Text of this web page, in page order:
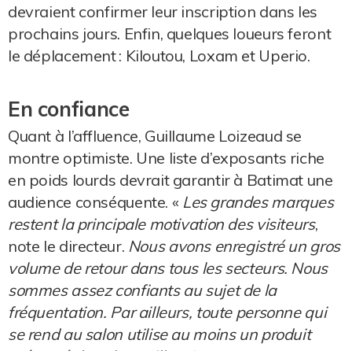
devraient confirmer leur inscription dans les
prochains jours. Enfin, quelques loueurs feront
le déplacement : Kiloutou, Loxam et Uperio.
En confiance
Quant à l’affluence, Guillaume Loizeaud se
montre optimiste. Une liste d’exposants riche
en poids lourds devrait garantir à Batimat une
audience conséquente. « Les grandes marques
restent la principale motivation des visiteurs,
note le directeur. Nous avons enregistré un gros
volume de retour dans tous les secteurs. Nous
sommes assez confiants au sujet de la
fréquentation. Par ailleurs, toute personne qui
se rend au salon utilise au moins un produit